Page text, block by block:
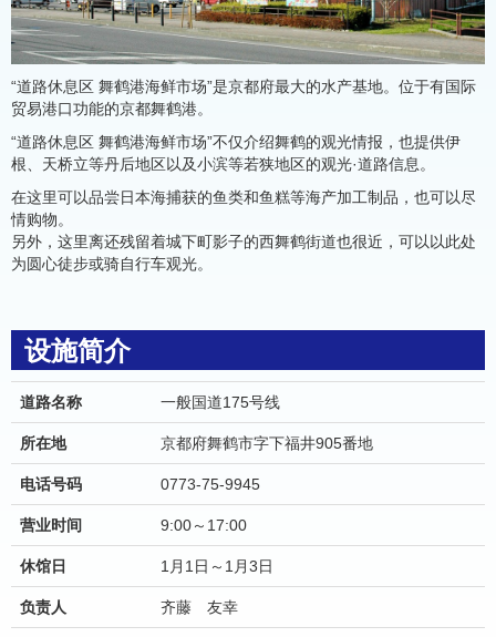
“道路休息区 舞鹤港海鲜市场”是京都府最大的水产基地。位于有国际
贸易港口功能的京都舞鹤港。
“道路休息区 舞鹤港海鲜市场”不仅介绍舞鹤的观光情报，也提供伊
根、天桥立等丹后地区以及小滨等若狭地区的观光·道路信息。
在这里可以品尝日本海捕获的鱼类和鱼糕等海产加工制品，也可以尽
情购物。
另外，这里离还残留着城下町影子的西舞鹤街道也很近，可以以此处
为圆心徒步或骑自行车观光。
设施简介
道路名称 一般国道175号线
所在地 京都府舞鹤市字下福井905番地
电话号码 0773-75-9945
营业时间 9:00～17:00
休馆日 1月1日～1月3日
负责人 齐藤 友幸